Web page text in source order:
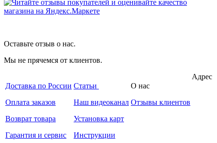
Оставьте отзыв о нас.
Мы не прячемся от клиентов.
Доставка по России
Оплата заказов
Возврат товара
Гарантия и сервис
Статьи
Наш видеоканал
Установка карт
Инструкции
О нас
Отзывы клиентов
Адрес